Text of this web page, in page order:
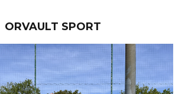
ORVAULT SPORT